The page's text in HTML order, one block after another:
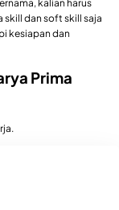
kalian harus
skill dan soft skill saja
kesiapan dan
Prima